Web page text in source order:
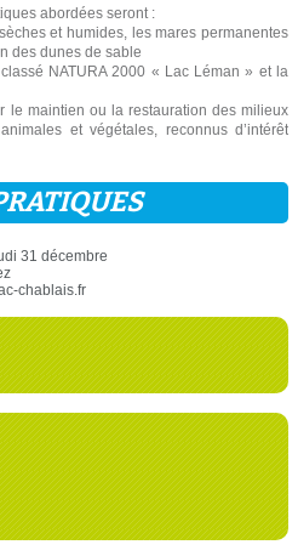
abordées seront :
et humides, les mares permanentes
des dunes de sable
NATURA 2000 « Lac Léman » et la
le maintien ou la restauration des milieux
et végétales, reconnus d’intérêt
31 décembre
chablais.fr